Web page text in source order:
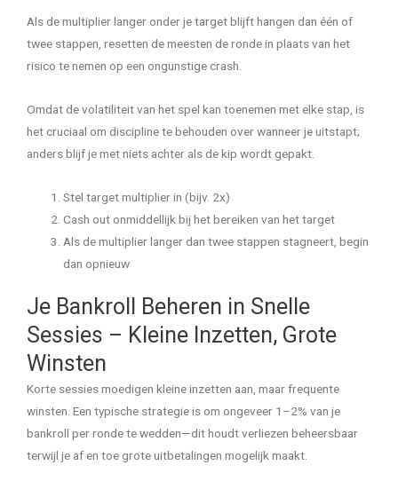
Als de multiplier langer onder je target blijft hangen dan één of
twee stappen, resetten de meesten de ronde in plaats van het
risico te nemen op een ongunstige crash.
Omdat de volatiliteit van het spel kan toenemen met elke stap, is
het cruciaal om discipline te behouden over wanneer je uitstapt;
anders blijf je met niets achter als de kip wordt gepakt.
Stel target multiplier in (bijv. 2x)
Cash out onmiddellijk bij het bereiken van het target
Als de multiplier langer dan twee stappen stagneert, begin
dan opnieuw
Je Bankroll Beheren in Snelle
Sessies – Kleine Inzetten, Grote
Winsten
Korte sessies moedigen kleine inzetten aan, maar frequente
winsten. Een typische strategie is om ongeveer 1–2% van je
bankroll per ronde te wedden—dit houdt verliezen beheersbaar
terwijl je af en toe grote uitbetalingen mogelijk maakt.